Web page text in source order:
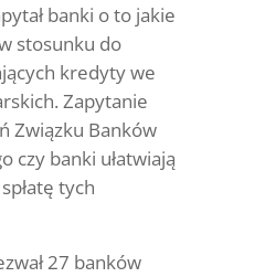
banki o to jakie
stosunku do
kredyty we
Zapytanie
Związku Banków
czy banki ułatwiają
tych
27 banków